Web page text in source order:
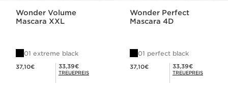
Wonder Volume
Mascara XXL
01 extreme black
37,10€ Mitgliederpreis 33,39€
33,39€
TREUEPREIS
Wonder Perfect
Mascara 4D
01 perfect black
37,10€ Mitgliederpreis 33,39€
33,39€
TREUEPREIS